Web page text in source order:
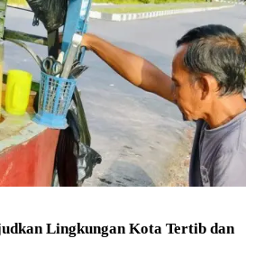
Lingkungan Kota Tertib dan